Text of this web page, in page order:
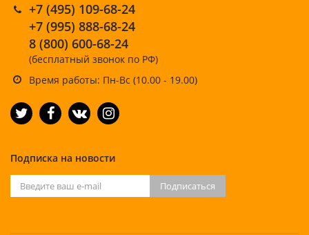
+7 (495) 109-68-24
+7 (995) 888-68-24
8 (800) 600-68-24
(бесплатный звонок по РФ)
Время работы: Пн-Вс (10.00 - 19.00)
Подписка на новости
Подписаться